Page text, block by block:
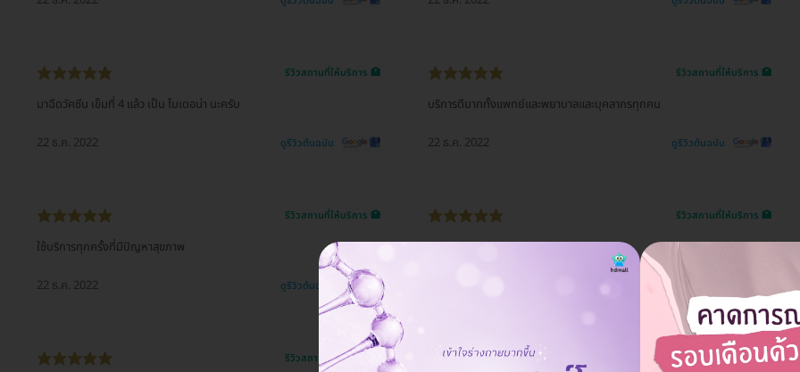
รีวิวสถานที่ให้บริการ 🏥
มาฉีดวัคซีน เข็มที่ 4 แล้ว เป็น โมเดอน่า นะครับ
22 ธ.ค. 2022 ดูรีวิวต้นฉบับ
รีวิวสถานที่ให้บริการ 🏥
บริการดีมากทั้งแพทย์และพยาบาลและบุคลากรทุกคน
22 ธ.ค. 2022 ดูรีวิวต้นฉบับ
รีวิวสถานที่ให้บริการ 🏥
ใช้บริการทุกครั้งที่มีปัญหาสุขภาพ
22 ธ.ค. 2022 ดูรีวิวต้นฉบับ
รีวิวสถานที่ให้บริการ 🏥
ทำ lasik มาครับ หมอดูแลดีมากครับ
ดูรีวิวต้นฉบับ
รีวิวสถานที่ให้บริการ 🏥 รีวิวสถานที่ให้บริการ 🏥